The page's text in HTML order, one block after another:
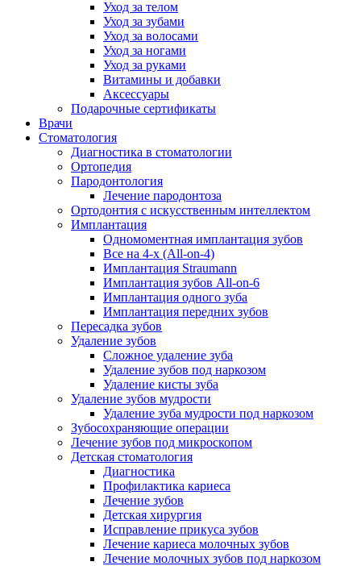
Уход за телом
Уход за зубами
Уход за волосами
Уход за ногами
Уход за руками
Витамины и добавки
Аксессуары
Подарочные сертификаты
Врачи
Стоматология
Диагностика в стоматологии
Ортопедия
Пародонтология
Лечение пародонтоза
Ортодонтия с искусственным интеллектом
Имплантация
Одномоментная имплантация зубов
Все на 4-х (All-on-4)
Имплантация Straumann
Имплантация зубов All-on-6
Имплантация одного зуба
Имплантация передних зубов
Пересадка зубов
Удаление зубов
Сложное удаление зуба
Удаление зубов под наркозом
Удаление кисты зуба
Удаление зубов мудрости
Удаление зуба мудрости под наркозом
Зубосохраняющие операции
Лечение зубов под микроскопом
Детская стоматология
Диагностика
Профилактика кариеса
Лечение зубов
Детская хирургия
Исправление прикуса зубов
Лечение кариеса молочных зубов
Лечение молочных зубов под наркозом